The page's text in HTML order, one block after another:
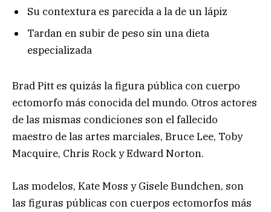
Su contextura es parecida a la de un lápiz
Tardan en subir de peso sin una dieta
especializada
Brad Pitt es quizás la figura pública con cuerpo
ectomorfo más conocida del mundo. Otros actores
de las mismas condiciones son el fallecido
maestro de las artes marciales, Bruce Lee, Toby
Macquire, Chris Rock y Edward Norton.
Las modelos, Kate Moss y Gisele Bundchen, son
las figuras públicas con cuerpos ectomorfos más